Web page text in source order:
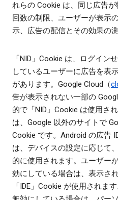
れらの Cookie は、同じ広告
回数の制限、ユーザーが表示
示、広告の配信とその効果の
「NID」Cookie は、ログイン
しているユーザーに広告を表
があります。Google Cloud（
告が表示されない一部の
的で「NID」Cookie は使用さ
は、Google 以外のサイトで
Cookie です。Android の広告
は、デバイスの設定に応じて
的に使用されます。ユーザー
効にしている場合は、表示さ
「IDE」Cookie が使用されま